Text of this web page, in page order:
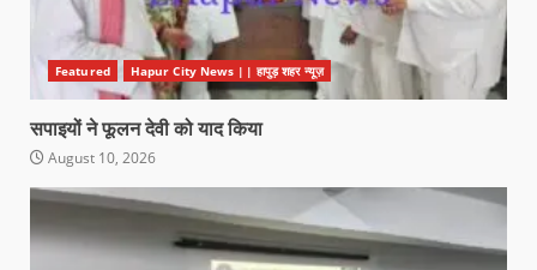
Featured Hapur City News || हापुड़ शहर न्यूज़
सपाइयों ने फूलन देवी को याद किया
August 10, 2026